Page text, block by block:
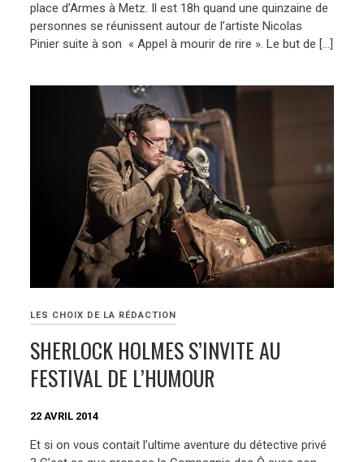
place d’Armes à Metz. Il est 18h quand une quinzaine de
personnes se réunissent autour de l’artiste Nicolas
Pinier suite à son « Appel à mourir de rire ». Le but de […]
LES CHOIX DE LA RÉDACTION
SHERLOCK HOLMES S’INVITE AU
FESTIVAL DE L’HUMOUR
22 AVRIL 2014
Et si on vous contait l’ultime aventure du détective privé